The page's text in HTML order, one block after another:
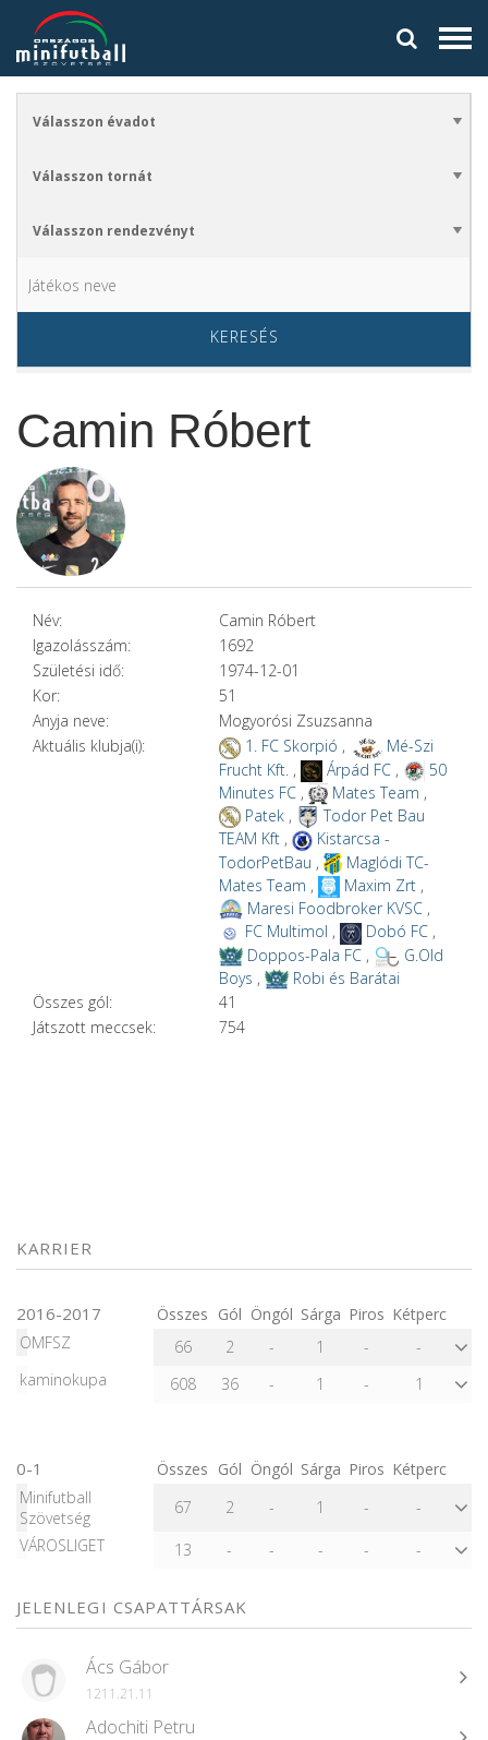
KERESÉS
Camin Róbert
Név:
Camin Róbert
Igazolásszám:
1692
Születési idő:
1974-12-01
Kor:
51
Anyja neve:
Mogyorósi Zsuzsanna
Aktuális klubja(i):
1. FC Skorpió ,
Mé-Szi
Frucht Kft. , Árpád FC,
50
Minutes FC, Mates Team ,
Patek,
Todor Pet Bau
TEAM Kft,
Kistarcsa -
TodorPetBau ,
Maglódi TC-
Mates Team , Maxim Zrt,
Maresi Foodbroker KVSC ,
FC Multimol , Dobó FC ,
Doppos-Pala FC ,
G.Old
Boys ,
Robi és Barátai
Összes gól:
41
Játszott meccsek:
754
KARRIER
2016-2017 Összes Gól Öngól Sárga Piros Kétperc
OMFSZ
66 2 - 1 -
-
kaminokupa
608 36 - 1 - 1
0-1 Összes Gól Öngól Sárga Piros Kétperc
Minifutball
Szövetség
67 2 - 1 -
-
VÁROSLIGET
13 - - - - -
JELENLEGI CSAPATTÁRSAK
Ács Gábor
1211.21.11
Adochiti Petru